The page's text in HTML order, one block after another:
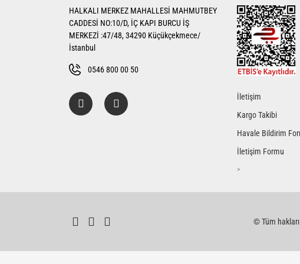
Ürün bilgilerinde hatalar bulunuyor.
Ürün fiyatı diğer sitelerden daha pahalı.
HALKALI MERKEZ MAHALLESİ MAHMUTBEY
CADDESİ NO:10/D, İÇ KAPI BURCU İŞ
MERKEZİ :47/48, 34290 Küçükçekmece/
İstanbul
0546 800 00 50
İletişim
Kargo Takibi
Havale Bildirim
İletişim Formu
>
© Tüm